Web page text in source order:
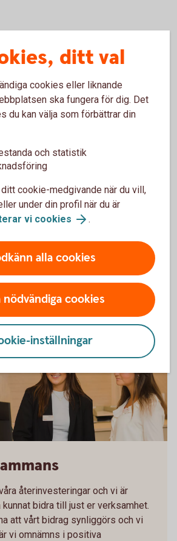
vi återinvesterat mer än 400
Nyfiken på vad vi
återinvesteringar
återinvesteringar och vi är
bidra till just er verksamhet.
att vårt bidrag synliggörs och vi
vi omnämns i positiva
ditt val
cookies eller liknande
ska fungera för dig. Det
du kan välja som förbättrar din
och statistik
cookie-medgivande när du vill,
under din profil när du är
vi cookies .
alla cookies
nödvändiga cookies
inställningar